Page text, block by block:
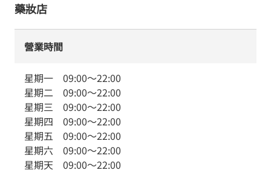
藥妝店
營業時間
星期一 09:00～22:00
星期二 09:00～22:00
星期三 09:00～22:00
星期四 09:00～22:00
星期五 09:00～22:00
星期六 09:00～22:00
星期天 09:00～22:00